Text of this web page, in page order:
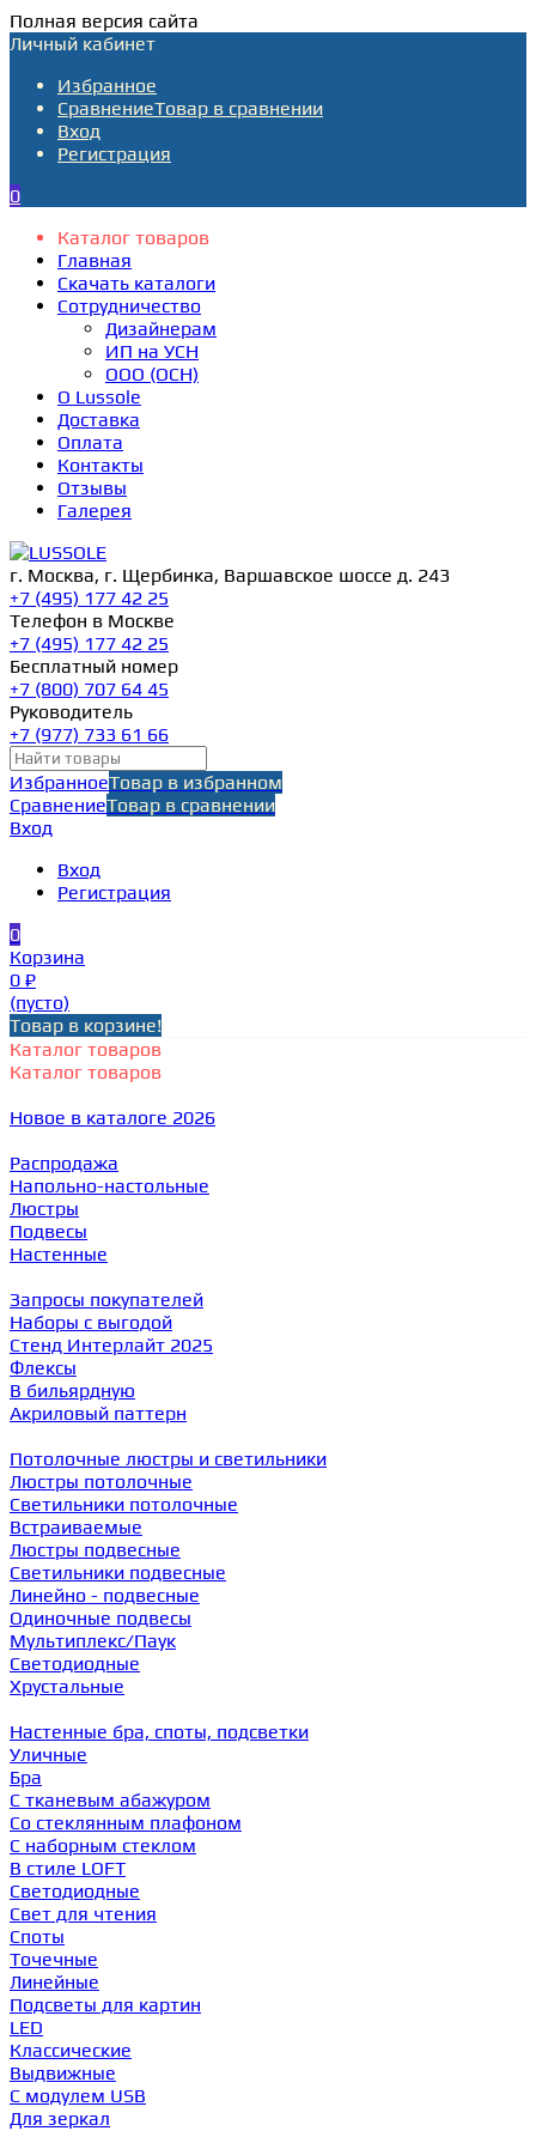
Полная версия сайта
Личный кабинет
Избранное
СравнениеТовар в сравнении
Вход
Регистрация
0
Каталог товаров
Главная
Скачать каталоги
Сотрудничество
Дизайнерам
ИП на УСН
ООО (ОСН)
О Lussole
Доставка
Оплата
Контакты
Отзывы
Галерея
г. Москва, г. Щербинка, Варшавское шоссе д. 243
+7 (495) 177 42 25
Телефон в Москве
+7 (495) 177 42 25
Бесплатный номер
+7 (800) 707 64 45
Руководитель
+7 (977) 733 61 66
ИзбранноеТовар в избранном
СравнениеТовар в сравнении
Вход
Вход
Регистрация
0
Корзина
0 ₽
(пусто)
Товар в корзине!
Каталог товаров
Каталог товаров
Новое в каталоге 2026
Распродажа
Напольно-настольные
Люстры
Подвесы
Настенные
Запросы покупателей
Наборы с выгодой
Стенд Интерлайт 2025
Флексы
В бильярдную
Акриловый паттерн
Потолочные люстры и светильники
Люстры потолочные
Светильники потолочные
Встраиваемые
Люстры подвесные
Светильники подвесные
Линейно - подвесные
Одиночные подвесы
Мультиплекс/Паук
Светодиодные
Хрустальные
Настенные бра, споты, подсветки
Уличные
Бра
С тканевым абажуром
Со стеклянным плафоном
С наборным стеклом
В стиле LOFT
Светодиодные
Свет для чтения
Споты
Точечные
Линейные
Подсветы для картин
LED
Классические
Выдвижные
С модулем USB
Для зеркал